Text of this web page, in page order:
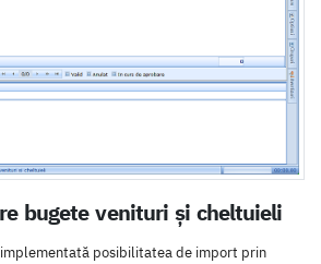
bugete venituri și cheltuieli
posibilitatea de import prin